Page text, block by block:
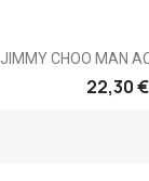
Vista
JIMMY CHOO MAN
22,30 €